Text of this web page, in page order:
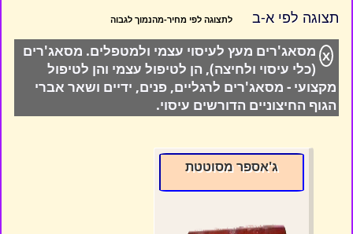
תצוגה לפי א-ב
X מסאג'רים מעץ לעיסוי עצמי ולמטפלים. מסאג'רים
(כלי עיסוי ולחיצה), הן לטיפול עצמי והן לטיפול
מקצועי - מסאג'רים לרגליים, פנים, ידיים ושאר אברי
הגוף החיצוניים הדורשים עיסוי.
ג'אספר מסוטטת